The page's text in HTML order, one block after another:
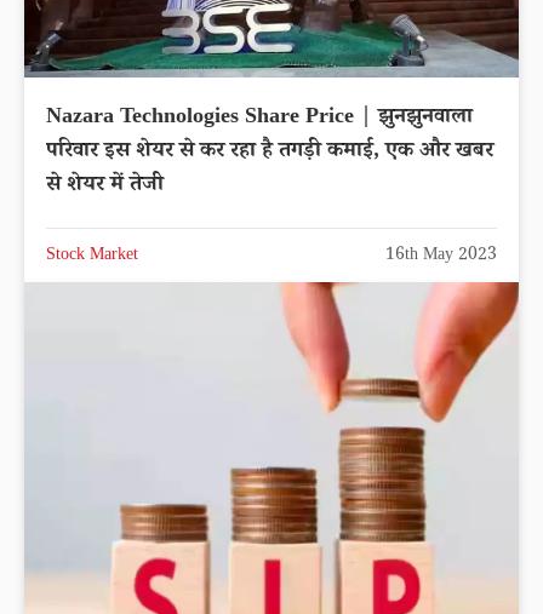
Nazara Technologies Share Price | झुनझुनवाला
परिवार इस शेयर से कर रहा है तगड़ी कमाई, एक और खबर
से शेयर में तेजी
Stock Market 16th May 2023